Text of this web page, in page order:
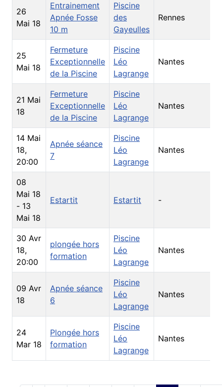
26
Mai 18
Entrainement
Apnée Fosse
10 m
Piscine
des
Gayeulles
Rennes
25
Mai 18
Fermeture
Exceptionnelle
de la Piscine
Piscine
Léo
Lagrange
Nantes
21 Mai
18
Fermeture
Exceptionnelle
de la Piscine
Piscine
Léo
Lagrange
Nantes
14 Mai
18,
20:00
Apnée séance
7
Piscine
Léo
Lagrange
Nantes
08
Mai 18
- 13
Mai 18
Estartit Estartit -
30 Avr
18,
20:00
plongée hors
formation
Piscine
Léo
Lagrange
Nantes
09 Avr
18
Apnée séance
6
Piscine
Léo
Lagrange
Nantes
24
Mar 18
Plongée hors
formation
Piscine
Léo
Lagrange
Nantes